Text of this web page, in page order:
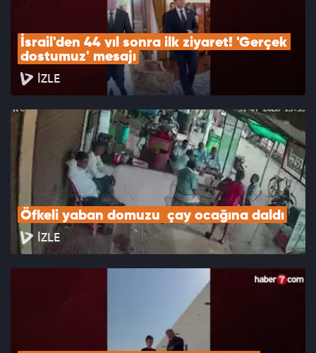
İsrail'den 44 yıl sonra ilk ziyaret! 'Gerçek
dostumuz' mesajı
İZLE
Öfkeli yaban domuzu  çay ocağına daldı
İZLE